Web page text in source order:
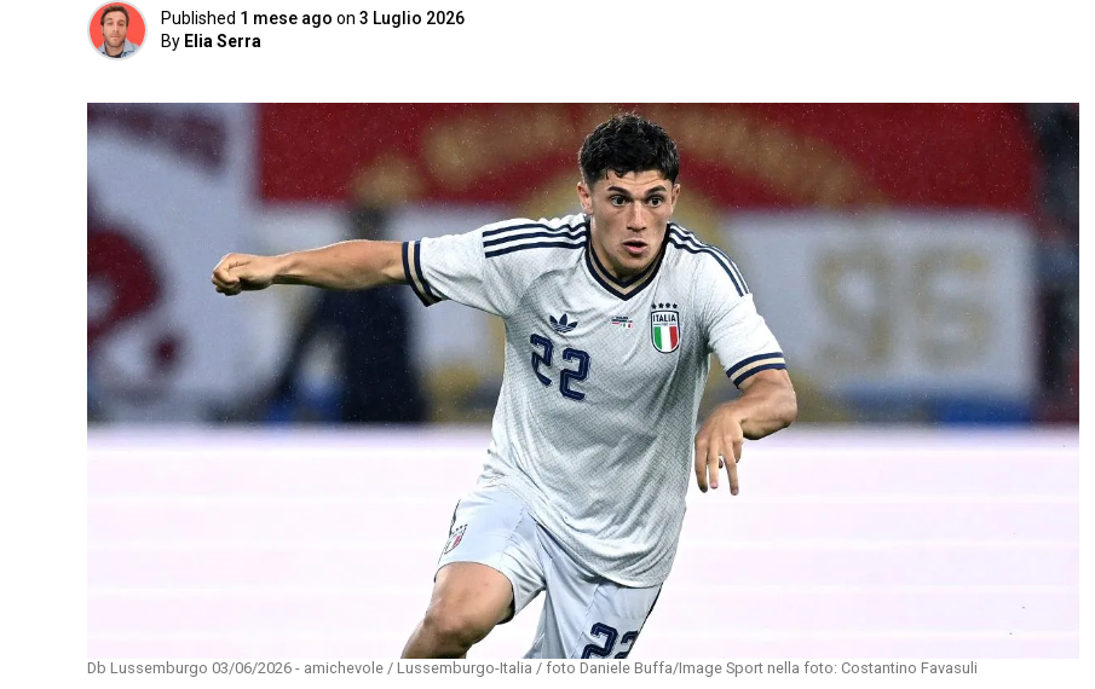
Published 1 mese ago on 3 Luglio 2026
By Elia Serra
Db Lussemburgo 03/06/2026 - amichevole / Lussemburgo-Italia / foto Daniele Buffa/Image Sport nella foto: Costantino Favasuli